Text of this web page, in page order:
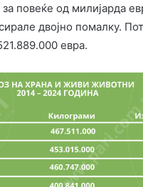
повеќе од милијарда
двојно помалку.
евра.